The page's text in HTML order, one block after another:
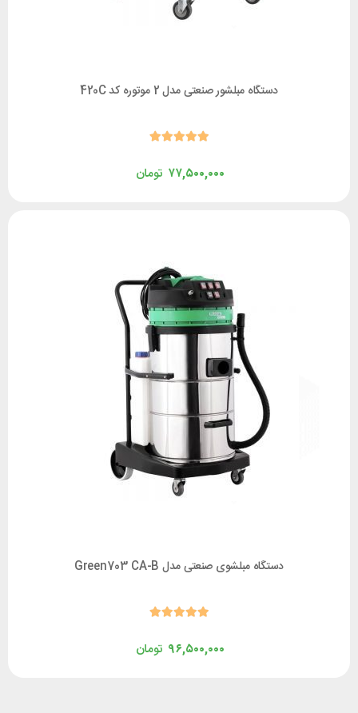
دستگاه مبلشور صنعتی مدل 2 موتوره کد 420C
تومان۷۷,۵۰۰,۰۰۰
دستگاه مبلشوی صنعتی مدل Green703 CA-B
تومان۹۶,۵۰۰,۰۰۰